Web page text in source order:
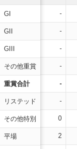
GI
GII
GIII
その他重賞
重賞合計
リステッド
その他特別
平場
-
-
-
-
-
-
0
2